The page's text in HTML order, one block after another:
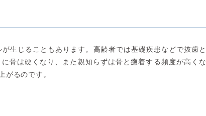
生じることもあります。高齢者では基礎疾患などで抜歯と
骨は硬くなり、また親知らずは骨と癒着する頻度が高くな
がるのです。